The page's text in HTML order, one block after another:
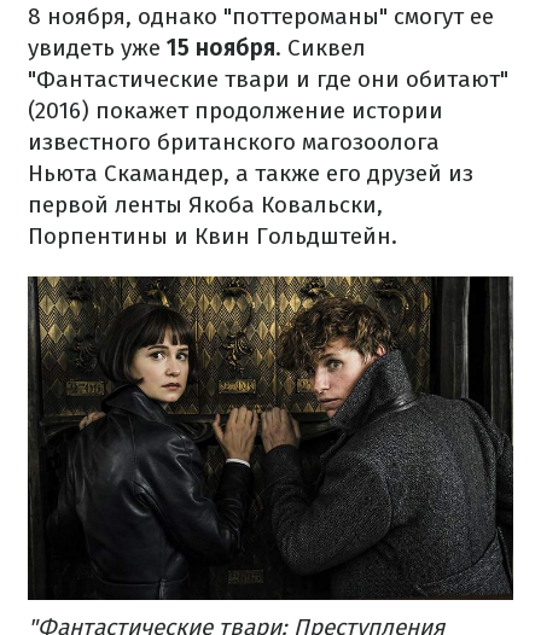
8 ноября, однако "поттероманы" смогут ее
увидеть уже 15 ноября. Сиквел
"Фантастические твари и где они обитают"
(2016) покажет продолжение истории
известного британского магозоолога
Ньюта Скамандер, а также его друзей из
первой ленты Якоба Ковальски,
Порпентины и Квин Гольдштейн.
"Фантастические твари: Преступления